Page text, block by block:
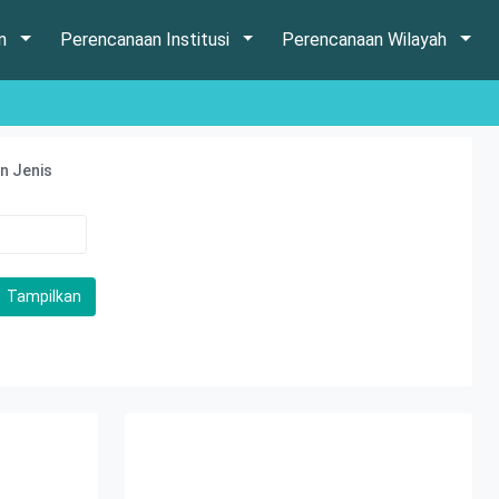
Perencanaan Institusi Perencanaan Wilayah
Jenis